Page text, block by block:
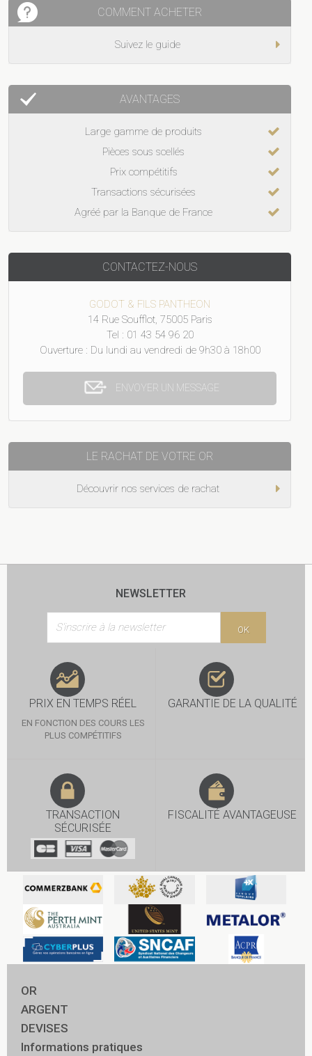
COMMENT ACHETER
Suivez le guide
AVANTAGES
Large gamme de produits
Pièces sous scellés
Prix compétitifs
Transactions sécurisées
Agréé par la Banque de France
CONTACTEZ-NOUS
GODOT & FILS PANTHEON
14 Rue Soufflot, 75005 Paris
Tel : 01 43 54 96 20
Ouverture : Du lundi au vendredi de 9h30 à 18h00
ENVOYER UN MESSAGE
LE RACHAT DE VOTRE OR
Découvrir nos services de rachat
NEWSLETTER
OK
PRIX EN TEMPS RÉEL
EN FONCTION DES COURS LES
PLUS COMPÉTITIFS
GARANTIE DE LA QUALITÉ
TRANSACTION
SÉCURISÉE
FISCALITÉ AVANTAGEUSE
OR
ARGENT
DEVISES
Informations pratiques